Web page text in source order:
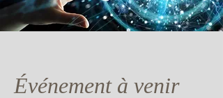
Événement à venir